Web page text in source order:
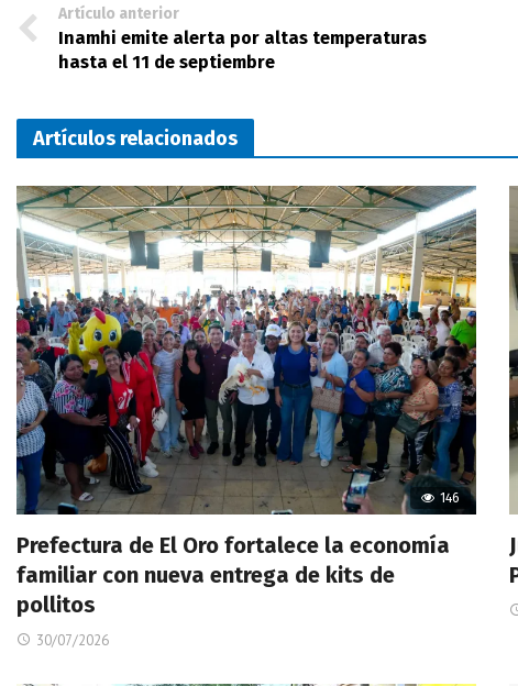
Artículo anterior
Inamhi emite alerta por altas temperaturas
hasta el 11 de septiembre
Artículos relacionados
146
Prefectura de El Oro fortalece la economía
familiar con nueva entrega de kits de
pollitos
30/07/2026